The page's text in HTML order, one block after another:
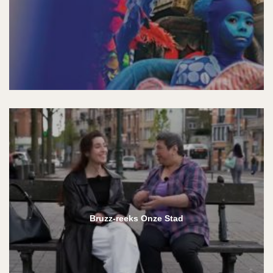
Bruzz-reeks Onze Stad